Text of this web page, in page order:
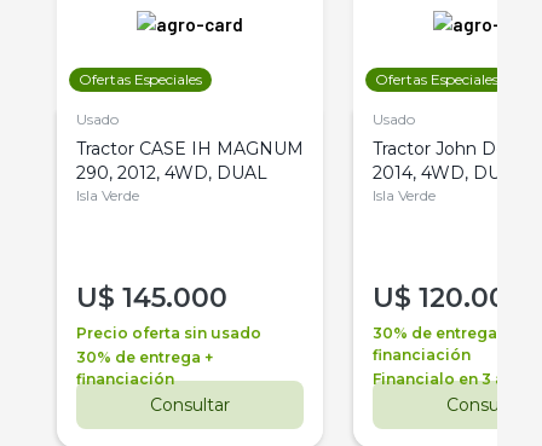
Ofertas Especiales
Usado
Tractor CASE IH MAGNUM
290, 2012, 4WD, DUAL
Isla Verde
U$ 145.000
Precio oferta sin usado
30% de entrega +
financiación
Consultar
Ofertas Especiales
Usado
Tractor John Deere
2014, 4WD, DUAL
Isla Verde
U$ 120.000
30% de entrega +
financiación
Financialo en 3 años
Consultar